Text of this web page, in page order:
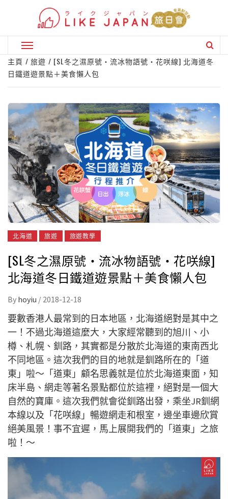
Primary
Menu
主頁 旅遊
[SL冬之濕原號・流冰物語號・花咲線] 北海道冬
日鐵道遊景點＋美食懶人包
北海道 旅遊 旅遊教學
[SL冬之濕原號・流冰物語號・花咲線]
北海道冬日鐵道遊景點＋美食懶人包
By hoyiu / 2018-12-18
要數香港人最常到的日本地區，北海道絕對是其中之
一！不過北海道這麼大，大家經常聽到的旭川、小
樽、札幌、釧路，其實都是分散於北海道的東南西北
不同地區。這次我們的目的地就是釧路所在的「道
東」啦～「道東」顧名思義就是位於北海道東面，知
床半島、網走等著名景點都位於這裡，絕對是一個大
自然的寶庫。這次我們就會從釧路出發，乘坐JR釧網
本線以及「花咲線」暢遊網走和根室，邊坐車邊欣賞
絕美風景！事不宜遲，馬上展開我們的 「道東」之旅
啦！～